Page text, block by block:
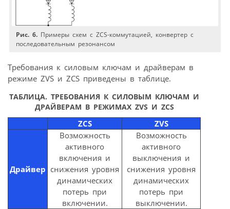
Рис. 6. Примеры схем с ZСS-коммутацией, конвертер с
последовательным резонансом
Требования к силовым ключам и драйверам в
режиме ZVS и ZCS приведены в таблице.
ТАБЛИЦА. ТРЕБОВАНИЯ К СИЛОВЫМ КЛЮЧАМ И
ДРАЙВЕРАМ В РЕЖИМАХ ZVS И ZCS
ZCS ZVS
Драйвер
Возможность
активного
включения и
снижения уровня
динамических
потерь при
включении.
Возможность
активного
выключения и
снижения уровня
динамических
потерь при
выключении.